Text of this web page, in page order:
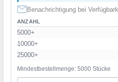
Benachrichtigung bei
ANZAHL
5000+
10000+
25000+
Mindestbestellmenge: 5000 Stücke